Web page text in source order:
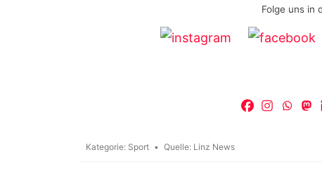
Folge uns in
Kategorie: Sport Quelle: Linz News